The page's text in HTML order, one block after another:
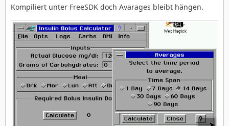
Kompiliert unter FreeSDK doch Avarages bleibt hängen.